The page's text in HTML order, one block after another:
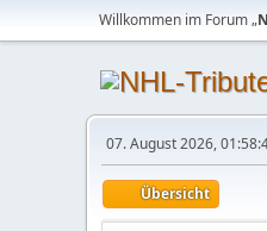
Willkommen im Forum „
07. August 2026,
Übersicht